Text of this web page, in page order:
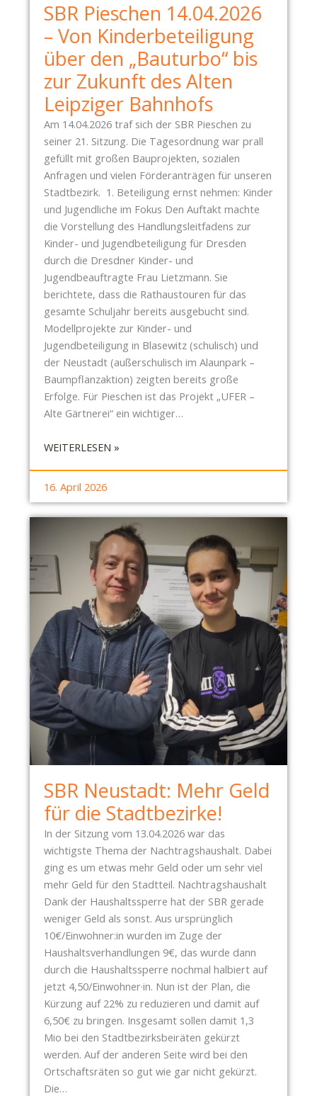
O
T
H
E
K
E
N
U
N
D
N
A
C
H
T
R
A
G
S
H
A
U
S
H
H
T
W
E
I
T
E
R
A
U
S
B
L
U
T
E
N
L
A
S
S
E
N
!
SBR Pieschen 14.04.2026
– Von Kinderbeteiligung
über den „Bauturbo“ bis
zur Zukunft des Alten
Leipziger Bahnhofs
Am 14.04.2026 traf sich der SBR Pieschen zu
seiner 21. Sitzung. Die Tagesordnung war prall
gefüllt mit großen Bauprojekten, sozialen
Anfragen und vielen Förderanträgen für unseren
Stadtbezirk. 1. Beteiligung ernst nehmen: Kinder
und Jugendliche im Fokus Den Auftakt machte
die Vorstellung des Handlungsleitfadens zur
Kinder- und Jugendbeteiligung für Dresden
durch die Dresdner Kinder- und
Jugendbeauftragte Frau Lietzmann. Sie
berichtete, dass die Rathaustouren für das
gesamte Schuljahr bereits ausgebucht sind.
Modellprojekte zur Kinder- und
Jugendbeteiligung in Blasewitz (schulisch) und
der Neustadt (außerschulisch im Alaunpark –
Baumpflanzaktion) zeigten bereits große
Erfolge. Für Pieschen ist das Projekt „UFER –
Alte Gärtnerei“ ein wichtiger…
WEITERLESEN »:
P
I
S
C
H
E
N
1
4
0
2
–
V
O
N
K
I
N
D
E
R
B
E
T
E
I
L
16. April 2026
SBR Neustadt: Mehr Geld
für die Stadtbezirke!
In der Sitzung vom 13.04.2026 war das
wichtigste Thema der Nachtragshaushalt. Dabei
ging es um etwas mehr Geld oder um sehr viel
mehr Geld für den Stadtteil. Nachtragshaushalt
Dank der Haushaltssperre hat der SBR gerade
weniger Geld als sonst. Aus ursprünglich
10€/Einwohner:in wurden im Zuge der
Haushaltsverhandlungen 9€, das wurde dann
durch die Haushaltssperre nochmal halbiert auf
jetzt 4,50/Einwohner·in. Nun ist der Plan, die
Kürzung auf 22% zu reduzieren und damit auf
6,50€ zu bringen. Insgesamt sollen damit 1,3
Mio bei den Stadtbezirksbeiräten gekürzt
werden. Auf der anderen Seite wird bei den
Ortschaftsräten so gut wie gar nicht gekürzt.
Die…